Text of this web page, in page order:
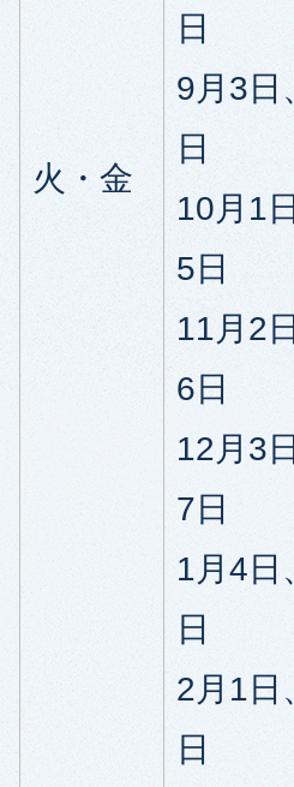
火・金
日
9月3日
日
10月1
5日
11月2
6日
12月3
7日
1月4日
日
2月1日
日